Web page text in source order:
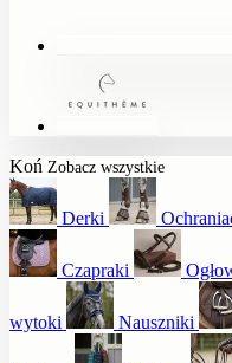
Koń Zobacz wszystkie
Derki
Czapraki
wytoki Nauszniki